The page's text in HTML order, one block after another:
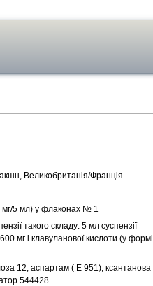
Великобританія/Франція
мг/5 мл) у флаконах № 1
такого складу: 5 мл суспензії
мг і клавуланової кислоти (у формі
12, аспартам ( Е 951), ксантанова
544428.